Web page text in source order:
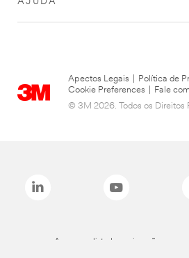
Apectos Legais Política de
Cookie Preferences
Fale
© 3M 2026. Todos os Direitos
As marcas listadas a cima são